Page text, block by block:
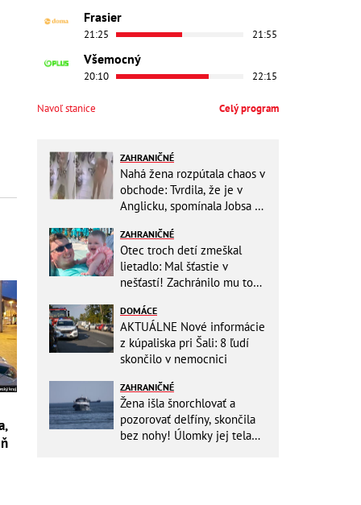
Frasier
21:25 21:55
Všemocný
20:10 22:15
Navoľ stanice Celý program
ZAHRANIČNÉ
Nahá žena rozpútala chaos v
obchode: Tvrdila, že je v
Anglicku, spomínala Jobsa aj
ZAHRANIČNÉ
Otec troch detí zmeškal
lietadlo: Mal šťastie v
nešťastí! Zachránilo mu to
DOMÁCE
AKTUÁLNE Nové informácie
z kúpaliska pri Šali: 8 ľudí
skončilo v nemocnici
ZAHRANIČNÉ
Žena išla šnorchlovať a
pozorovať delfíny, skončila
bez nohy! Úlomky jej tela